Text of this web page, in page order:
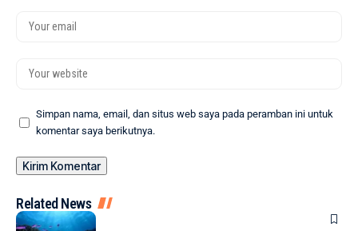
Simpan nama, email, dan situs web saya pada peramban ini untuk
komentar saya berikutnya.
Related News
HUMANIORA